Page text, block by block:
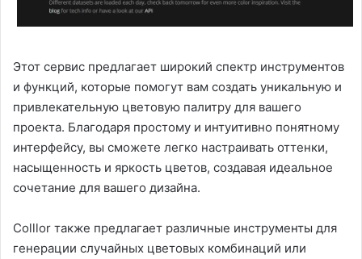
Этот сервис предлагает широкий спектр инструментов
и функций, которые помогут вам создать уникальную и
привлекательную цветовую палитру для вашего
проекта. Благодаря простому и интуитивно понятному
интерфейсу, вы сможете легко настраивать оттенки,
насыщенность и яркость цветов, создавая идеальное
сочетание для вашего дизайна.
Colllor также предлагает различные инструменты для
генерации случайных цветовых комбинаций или